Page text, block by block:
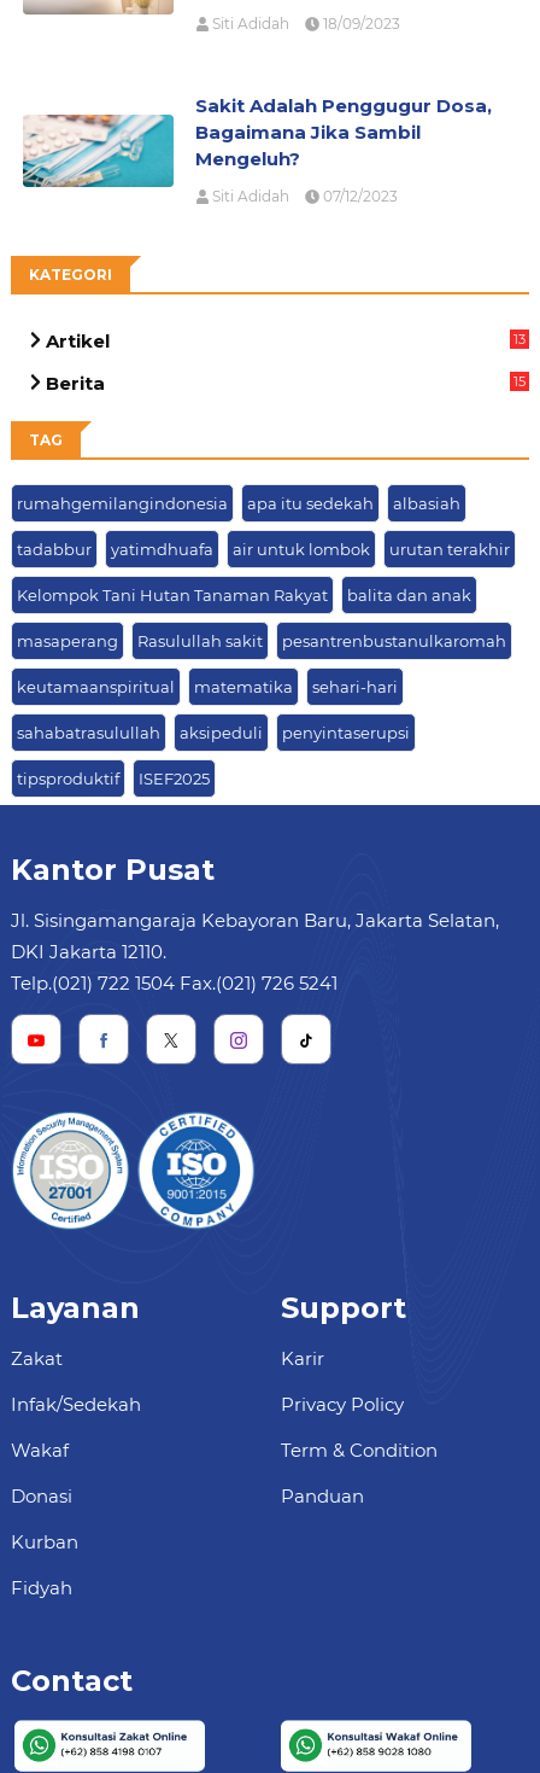
Siti Adidah 18/09/2023
Sakit Adalah Penggugur Dosa,
Bagaimana Jika Sambil
Mengeluh?
Siti Adidah 07/12/2023
KATEGORI
Artikel
13
Berita
15
TAG
rumahgemilangindonesia apa itu sedekah albasiah
tadabbur yatimdhuafa air untuk lombok urutan terakhir
Kelompok Tani Hutan Tanaman Rakyat balita dan anak
masaperang Rasulullah sakit pesantrenbustanulkaromah
keutamaanspiritual matematika sehari-hari
sahabatrasulullah aksipeduli penyintaserupsi
tipsproduktif ISEF2025
Kantor Pusat
Jl. Sisingamangaraja Kebayoran Baru, Jakarta Selatan,
DKI Jakarta 12110.
Telp.(021) 722 1504 Fax.(021) 726 5241
Layanan
Zakat
Infak/Sedekah
Wakaf
Donasi
Kurban
Fidyah
Support
Karir
Privacy Policy
Term & Condition
Panduan
Contact